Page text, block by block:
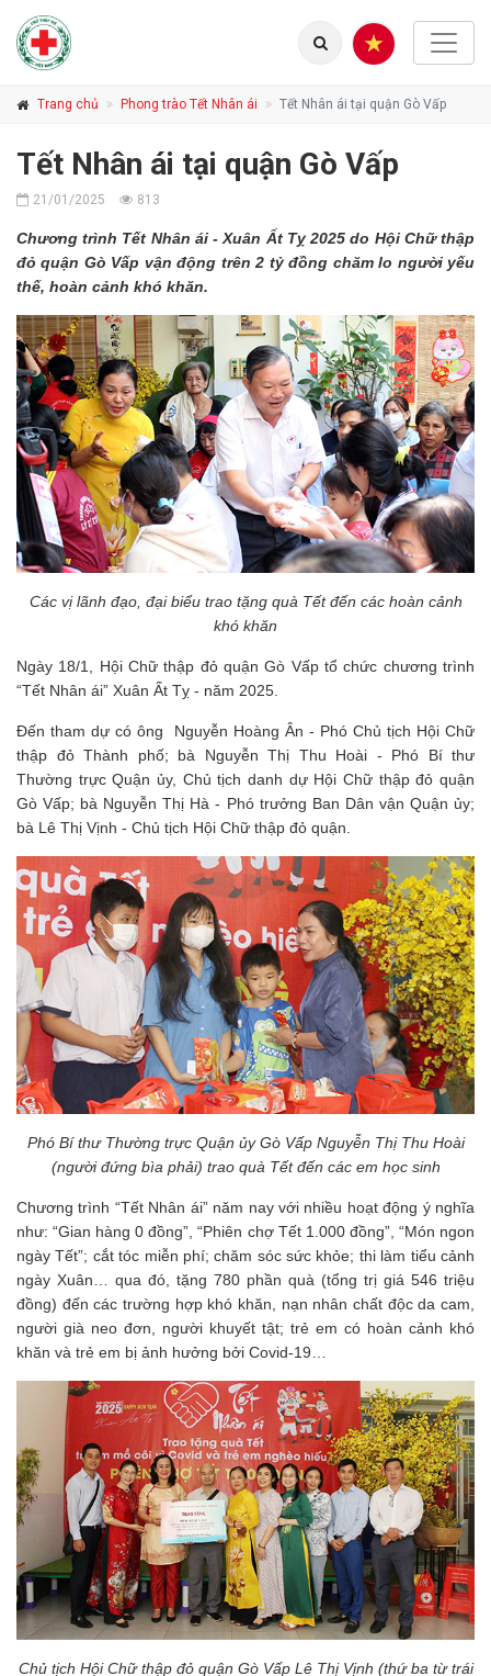
Trang chủ Phong trào Tết Nhân ái Tết Nhân ái tại quận Gò Vấp
Tết Nhân ái tại quận Gò Vấp
21/01/2025 813
Chương trình Tết Nhân ái - Xuân Ất Tỵ 2025 do Hội Chữ thập
đỏ quận Gò Vấp vận động trên 2 tỷ đồng chăm lo người yếu
thế, hoàn cảnh khó khăn.
Các vị lãnh đạo, đại biểu trao tặng quà Tết đến các hoàn cảnh
khó khăn
Ngày 18/1, Hội Chữ thập đỏ quận Gò Vấp tổ chức chương trình
“Tết Nhân ái” Xuân Ất Tỵ - năm 2025.
Đến tham dự có ông Nguyễn Hoàng Ân - Phó Chủ tịch Hội Chữ
thập đỏ Thành phố; bà Nguyễn Thị Thu Hoài - Phó Bí thư
Thường trực Quận ủy, Chủ tịch danh dự Hội Chữ thập đỏ quận
Gò Vấp; bà Nguyễn Thị Hà - Phó trưởng Ban Dân vận Quận ủy;
bà Lê Thị Vịnh - Chủ tịch Hội Chữ thập đỏ quận.
Phó Bí thư Thường trực Quận ủy Gò Vấp Nguyễn Thị Thu Hoài
(người đứng bìa phải) trao quà Tết đến các em học sinh
Chương trình “Tết Nhân ái” năm nay với nhiều hoạt động ý nghĩa
như: “Gian hàng 0 đồng”, “Phiên chợ Tết 1.000 đồng”, “Món ngon
ngày Tết”; cắt tóc miễn phí; chăm sóc sức khỏe; thi làm tiểu cảnh
ngày Xuân… qua đó, tặng 780 phần quà (tổng trị giá 546 triệu
đồng) đến các trường hợp khó khăn, nạn nhân chất độc da cam,
người già neo đơn, người khuyết tật; trẻ em có hoàn cảnh khó
khăn và trẻ em bị ảnh hưởng bởi Covid-19…
Chủ tịch Hội Chữ thập đỏ quận Gò Vấp Lê Thị Vịnh (thứ ba từ trái